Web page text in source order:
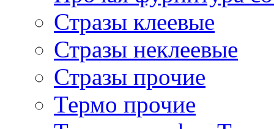
Стразы клеевые
Стразы неклеевые
Стразы прочие
Термо прочие